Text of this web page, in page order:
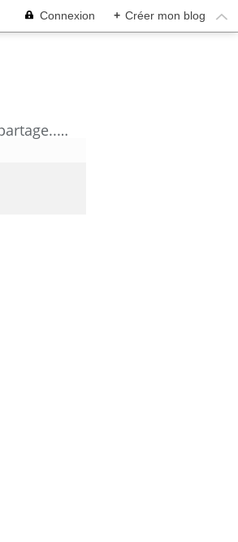
Connexion + Créer mon blog
découvrez mes aquarelles, mes tutoriels, mes coups de coeur lecture et artistes et autres envies de partage....Céline Castaingt-T.